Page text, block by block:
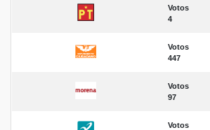
Votos
4
Votos
447
Votos
97
Votos